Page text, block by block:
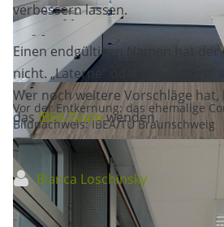
Hinter dem Raum befindet sich noch
Küchenzeile. Bildnachweis: IBEA/TU
Vor der Entkernung: das ehemalige
Bildnachweis: IBEA/TU Braunschweig
verbessern lassen.
Einen endgültigen Namen hat
nicht. „Laterne“ oder „Skylounge“
Wer noch weitere Vorschläge hat,
dasIBEA-Teamwenden.
Bianca Loschinsky